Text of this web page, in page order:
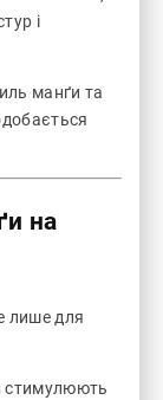
і
манґи та
на
лише для
стимулюють